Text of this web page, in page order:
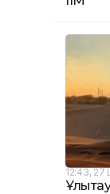
12:43, 27